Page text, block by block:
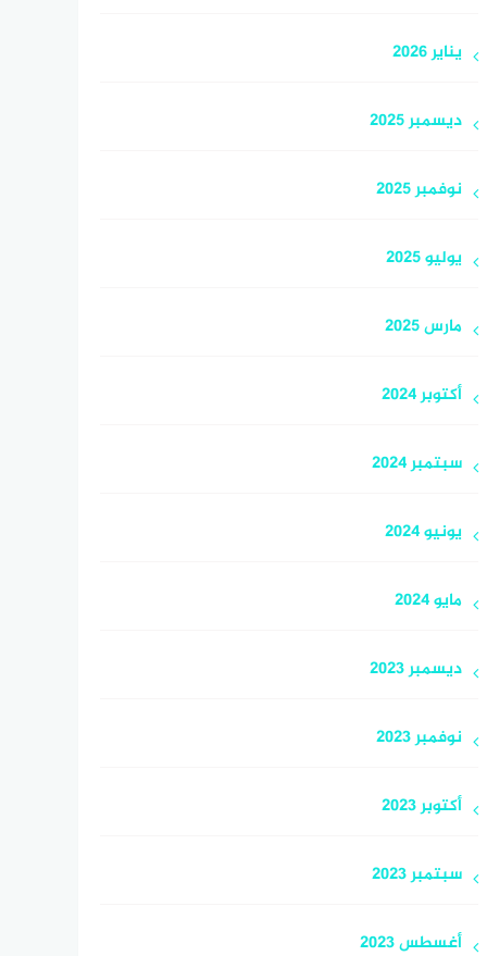
يناير 2026
ديسمبر 2025
نوفمبر 2025
يوليو 2025
مارس 2025
أكتوبر 2024
سبتمبر 2024
يونيو 2024
مايو 2024
ديسمبر 2023
نوفمبر 2023
أكتوبر 2023
سبتمبر 2023
أغسطس 2023